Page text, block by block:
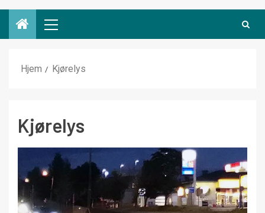
Hjem Kjørelys
Kjørelys